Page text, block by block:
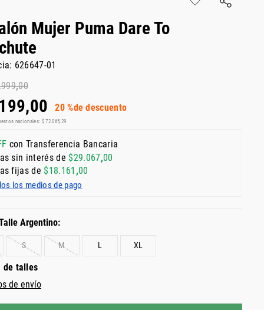
Mujer Puma Dare To
: 626647-01
999,00
199,00 20 %de descuento
nacionales: $ 72.065 29
con Transferencia Bancaria
sin interés de $29.067,00
fijas de $18.161 ,00
los medios de pago
S M L XL
de talles
de envío